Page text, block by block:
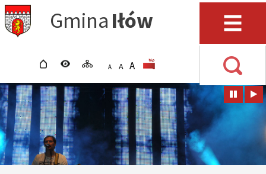
Przejdź do głównego
menu
Przejdź do treści
Przejdź do wyszukiwarki
Przejdź do mapy serwisu
Gmina Iłów Menu
strona głównawersja kontrastowa
mapa serwisu
APOMNIEJSZ CZCIONKĘ
A STANDARDOWY ROZMIAR
A POWIĘKSZ CZCIONKĘ
rozmiar czcionki